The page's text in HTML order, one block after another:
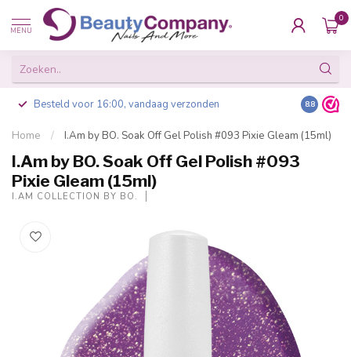
MENU
0
Besteld voor 16:00, vandaag verzonden 8.8
Home / I.Am by BO. Soak Off Gel Polish #093 Pixie Gleam (15ml)
I.Am by BO. Soak Off Gel Polish #093
Pixie Gleam (15ml)
I.AM COLLECTION BY BO.